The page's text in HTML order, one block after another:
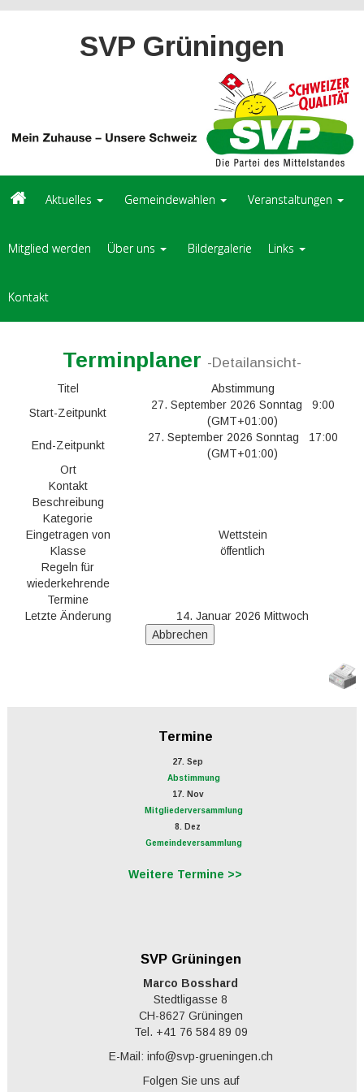
SVP Grüningen
Aktuelles Gemeindewahlen Veranstaltungen
Mitglied werden Über uns Bildergalerie Links
Kontakt
Terminplaner -Detailansicht-
Titel
Abstimmung
Start-Zeitpunkt
27. September 2026 Sonntag 9:00
(GMT+01:00)
End-Zeitpunkt
27. September 2026 Sonntag 17:00
(GMT+01:00)
Ort
Kontakt
Beschreibung
Kategorie
Eingetragen von
Wettstein
Klasse
öffentlich
Regeln für
wiederkehrende
Termine
Letzte Änderung
14. Januar 2026 Mittwoch
Termine
27. Sep
Abstimmung
17. Nov
Mitgliederversammlung
8. Dez
Gemeindeversammlung
Weitere Termine >>
SVP Grüningen
Marco Bosshard
Stedtligasse 8
CH-8627 Grüningen
Tel. +41 76 584 89 09
E-Mail: info@svp-grueningen.ch
Folgen Sie uns auf